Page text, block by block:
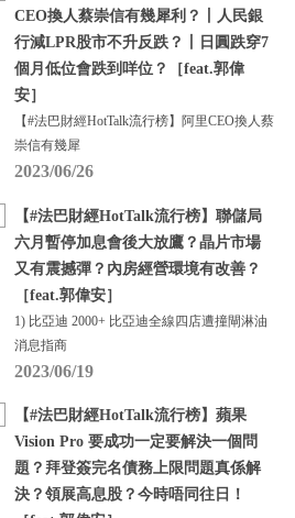
CEO換人蔡崇信有幾犀利？丨人民銀
行減LPR股市不升反跌？丨日圓跌穿7
個月低位會跌到咩位？［feat.郭偉
安］
【#法巴財經HotTalk流行榜】阿里CEO換人蔡
崇信有幾犀
2023/06/26
【#法巴財經HotTalk流行榜】聯儲局
六月暫停加息會後大放鷹？晶片市場
又有震撼彈？內房經營環境有改善？
［feat.郭偉安］
1) 比亞迪 2000+ 比亞迪全線四店遭撞閘淋油
消息指商
2023/06/19
【#法巴財經HotTalk流行榜】蘋果
Vision Pro 要成功一定要解決一個問
題？拜登簽完名債務上限問題真係解
決？領展高息股？今時唔同往日！